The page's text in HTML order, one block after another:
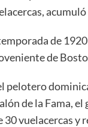
de
de
pelotero
de la Fama,
30 vuelacercas y